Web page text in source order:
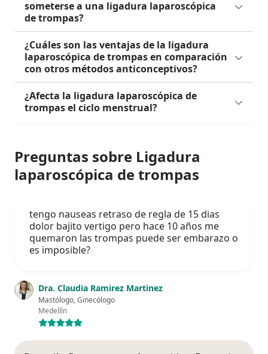
someterse a una ligadura laparoscópica
de trompas?
¿Cuáles son las ventajas de la ligadura
laparoscópica de trompas en comparación
con otros métodos anticonceptivos?
¿Afecta la ligadura laparoscópica de
trompas el ciclo menstrual?
Preguntas sobre Ligadura
laparoscópica de trompas
tengo nauseas retraso de regla de 15 dias
dolor bajito vertigo pero hace 10 años me
quemaron las trompas puede ser embarazo o
es imposible?
Dra. Claudia Ramirez Martinez
Mastólogo, Ginecólogo
Medellín